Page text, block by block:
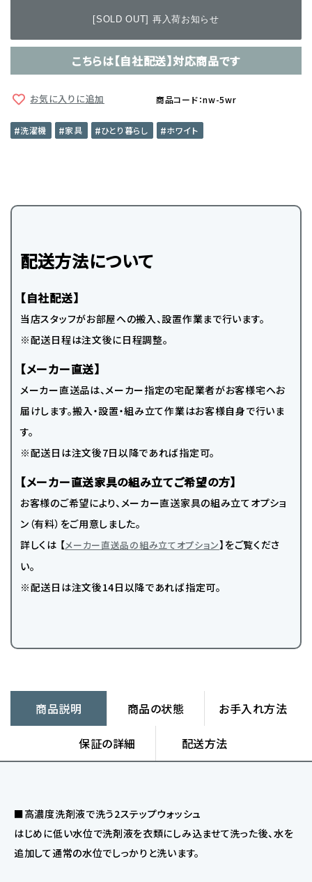
[SOLD OUT] 再入荷お知らせ
こちらは【自社配送】対応商品です
お気に入りに追加 商品コード：nw-5wr
洗濯機 家具 ひとり暮らし ホワイト
配送方法について
【自社配送】
当店スタッフがお部屋への搬入、設置作業まで行います。
※配送日程は注文後に日程調整。
【メーカー直送】
メーカー直送品は、メーカー指定の宅配業者がお客様宅へお
届けします。搬入・設置・組み立て作業はお客様自身で行いま
す。
※配送日は注文後7日以降であれば指定可。
【メーカー直送家具の組み立てご希望の方】
お客様のご希望により、メーカー直送家具の組み立てオプショ
ン（有料）をご用意しました。
詳しくは 【メーカー直送品の組み立てオプション】をご覧くださ
い。
※配送日は注文後14日以降であれば指定可。
商品説明 商品の状態 お手入れ方法
保証の詳細 配送方法
■高濃度洗剤液で洗う2ステップウォッシュ
はじめに低い水位で洗剤液を衣類にしみ込ませて洗った後、水を
追加して通常の水位でしっかりと洗います。